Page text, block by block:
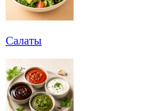
Салаты